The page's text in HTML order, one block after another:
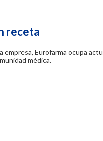
receta
empresa, Eurofarma ocupa
médica.